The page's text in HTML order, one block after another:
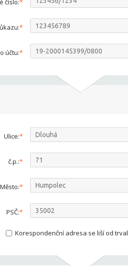
číslo:
účtu:
Ulice:
č.p.:
Město:
PSČ:
Korespondenční adresa se liší od